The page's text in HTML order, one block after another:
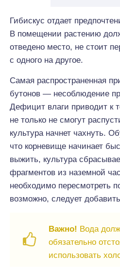
Гибискус отдает
В помещении растению
отведено место, не стоит
с одного на другое.
Самая распространенная
бутонов — несоблюдение
Дефицит влаги приводит к
не только не смогут
культура начнет чахнуть.
что корневище начинает
выжить, культура
фрагментов из наземной
необходимо пересмотреть
возможно, следует
Важно! Вода
обязательно
использовать